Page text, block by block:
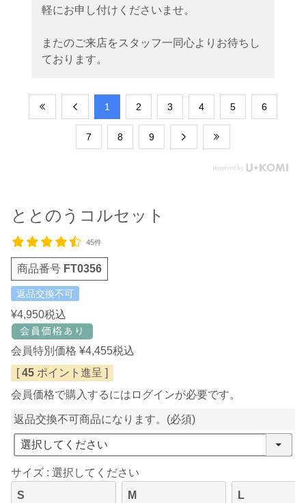
軽にお申し付けくださいませ。
またのご来店をスタッフ一同心よりお待ちし
ております。
​1 ​2 ​3 ​4 ​5 ​6
​7 ​8 ​9
ととのうコルセット
45件
商品番号 FT0356
返品交換不可
¥4,950税込
会員特別価格 ¥4,455税込
[ 45 ポイント進呈 ]
会員価格で購入するにはログインが必要です。
返品交換不可商品になります。 (必須)
サイズ
選択してください
S
M L